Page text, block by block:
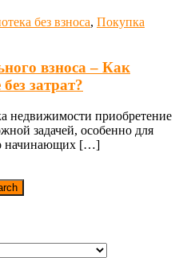
без взноса, Покупка
взноса – Как
затрат?
недвижимости приобретение
задачей, особенно для
начинающих […]